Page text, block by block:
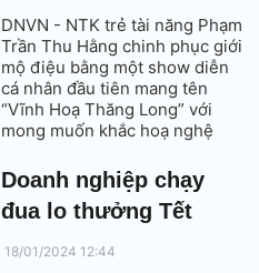
DNVN - NTK trẻ tài năng Phạm
Trần Thu Hằng chinh phục giới
mộ điệu bằng một show diễn
cá nhân đầu tiên mang tên
“Vĩnh Hoạ Thăng Long” với
mong muốn khắc hoạ nghệ
bằng tiếng nói của thời trang.
Doanh nghiệp chạy
đua lo thưởng Tết
18/01/2024 12:44